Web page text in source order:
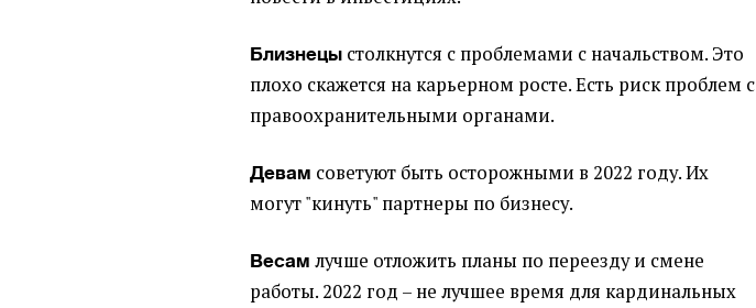
Близнецы столкнутся с проблемами с начальством. Это
плохо скажется на карьерном росте. Есть риск проблем с
правоохранительными органами.
Девам советуют быть осторожными в 2022 году. Их
могут "кинуть" партнеры по бизнесу.
Весам лучше отложить планы по переезду и смене
работы. 2022 год – не лучшее время для кардинальных